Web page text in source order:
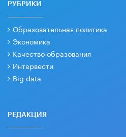
РУБРИКИ
Образовательная политика
Экономика
Качество образования
Интервести
Big data
РЕДАКЦИЯ